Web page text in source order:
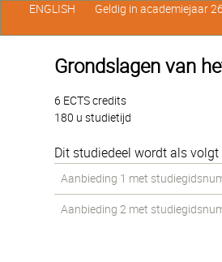
Grondslagen van
6 ECTS credits
180 u studietijd
Dit studiedeel wordt als volgt
Aanbieding 1 met
Aanbieding 2 met
ENGLISH Geldig in academiejaar